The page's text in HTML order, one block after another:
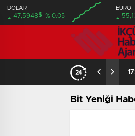
DOLAR
47,5948$ % 0.05
EURO
Bit Yeniği